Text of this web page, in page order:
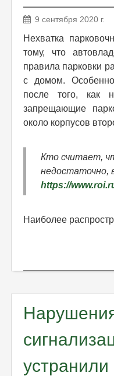
9 сентября 2020 г.
Нехватка
тому, что
правила парковки
с домом.
после того, как
запрещающие
около корпусов
Кто считает,
недостаточно,
https://
Наиболее
устранили